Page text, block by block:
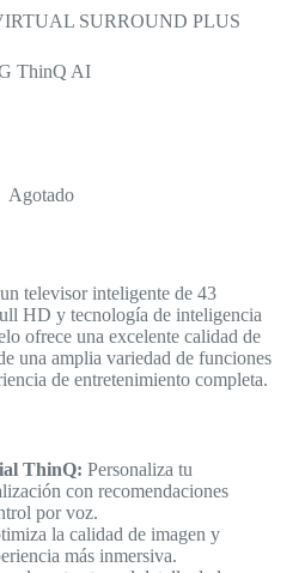
SURROUND PLUS
ThinQ AI
Agotado
televisor inteligente de 43
HD y tecnología de inteligencia
ofrece una excelente calidad de
una amplia variedad de funciones
de entretenimiento completa.
ThinQ: Personaliza tu
con recomendaciones
por voz.
la calidad de imagen y
más inmersiva.